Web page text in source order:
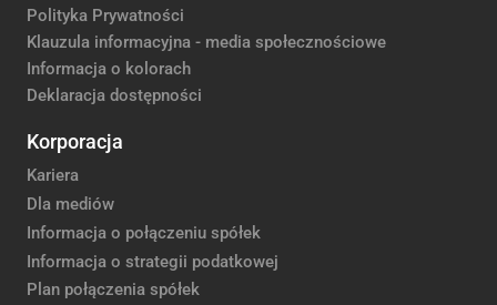
Polityka Prywatności
Klauzula informacyjna - media społecznościowe
Informacja o kolorach
Deklaracja dostępności
Korporacja
Kariera
Dla mediów
Informacja o połączeniu spółek
Informacja o strategii podatkowej
Plan połączenia spółek